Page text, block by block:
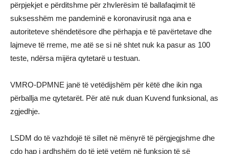
përpjekjet e përditshme për zhvlerësim të ballafaqimit të
suksesshëm me pandeminë e koronavirusit nga ana e
autoriteteve shëndetësore dhe përhapja e të pavërtetave dhe
lajmeve të rreme, me atë se si në shtet nuk ka pasur as 100
teste, ndërsa mijëra qytetarë u testuan.
VMRO-DPMNE janë të vetëdijshëm për këtë dhe ikin nga
përballja me qytetarët. Për atë nuk duan Kuvend funksional, as
zgjedhje.
LSDM do të vazhdojë të sillet në mënyrë të përgjegjshme dhe
çdo hap i ardhshëm do të jetë vetëm në funksion të së